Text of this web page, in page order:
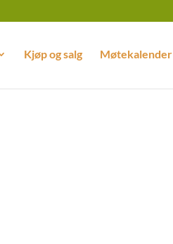
Kjøp og salg Møtekalender